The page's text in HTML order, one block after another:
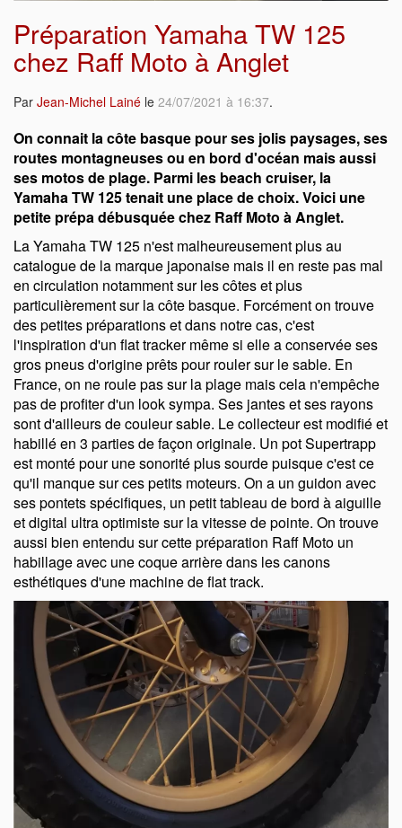
Préparation Yamaha TW 125
chez Raff Moto à Anglet
Par Jean-Michel Lainé le 24/07/2021 à 16:37.
On connait la côte basque pour ses jolis paysages, ses
routes montagneuses ou en bord d'océan mais aussi
ses motos de plage. Parmi les beach cruiser, la
Yamaha TW 125 tenait une place de choix. Voici une
petite prépa débusquée chez Raff Moto à Anglet.
La Yamaha TW 125 n'est malheureusement plus au
catalogue de la marque japonaise mais il en reste pas mal
en circulation notamment sur les côtes et plus
particulièrement sur la côte basque. Forcément on trouve
des petites préparations et dans notre cas, c'est
l'inspiration d'un flat tracker même si elle a conservée ses
gros pneus d'origine prêts pour rouler sur le sable. En
France, on ne roule pas sur la plage mais cela n'empêche
pas de profiter d'un look sympa. Ses jantes et ses rayons
sont d'ailleurs de couleur sable. Le collecteur est modifié et
habillé en 3 parties de façon originale. Un pot Supertrapp
est monté pour une sonorité plus sourde puisque c'est ce
qu'il manque sur ces petits moteurs. On a un guidon avec
ses pontets spécifiques, un petit tableau de bord à aiguille
et digital ultra optimiste sur la vitesse de pointe. On trouve
aussi bien entendu sur cette préparation Raff Moto un
habillage avec une coque arrière dans les canons
esthétiques d'une machine de flat track.